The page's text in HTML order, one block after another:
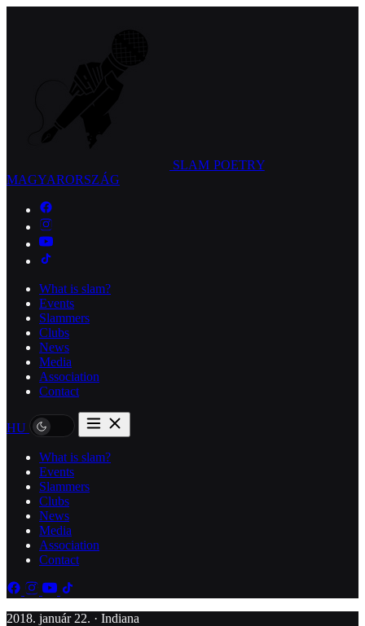
SLAM POETRY
MAGYARORSZÁG
What is slam?
Events
Slammers
Clubs
News
Media
Association
Contact
HU
What is slam?
Events
Slammers
Clubs
News
Media
Association
Contact
2018. január 22. · Indiana